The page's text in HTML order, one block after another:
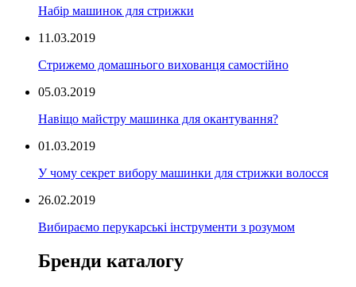
Набір машинок для стрижки
11.03.2019
Стрижемо домашнього вихованця самостійно
05.03.2019
Навіщо майстру машинка для окантування?
01.03.2019
У чому секрет вибору машинки для стрижки волосся
26.02.2019
Вибираємо перукарські інструменти з розумом
Бренди каталогу